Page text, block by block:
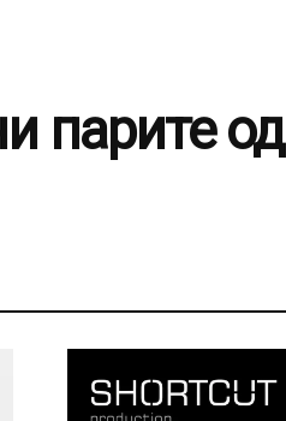
парите од